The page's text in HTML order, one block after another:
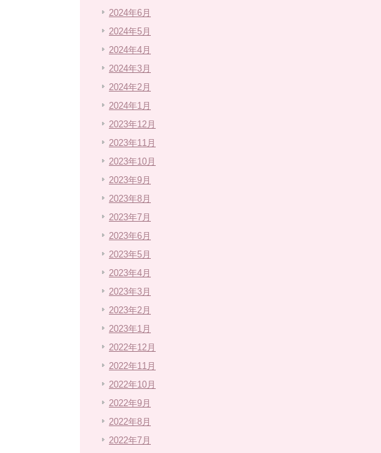
2024年6月
2024年5月
2024年4月
2024年3月
2024年2月
2024年1月
2023年12月
2023年11月
2023年10月
2023年9月
2023年8月
2023年7月
2023年6月
2023年5月
2023年4月
2023年3月
2023年2月
2023年1月
2022年12月
2022年11月
2022年10月
2022年9月
2022年8月
2022年7月